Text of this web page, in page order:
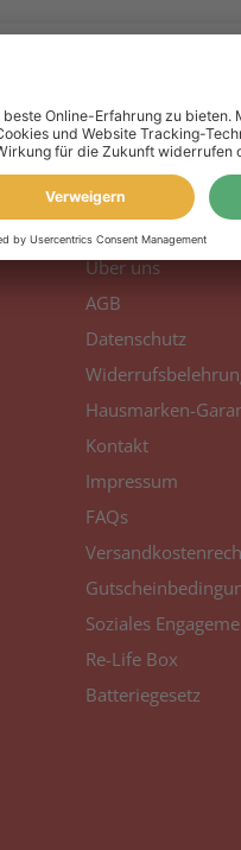
Über uns
AGB
Datenschutz
Hausmarken-
Kontakt
Impressum
FAQs
Soziales
Re-Life Box
Batteriegesetz